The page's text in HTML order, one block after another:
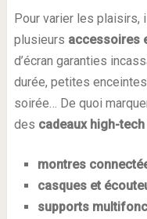
Pour varier les plaisirs,
plusieurs accessoires
d’écran garanties
durée, petites
soirée… De quoi
des cadeaux high-tech
montres
casques et
supports